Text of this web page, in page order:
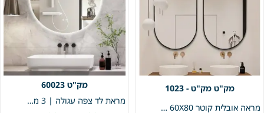
מק"ט - 1023
מראה אובלית קוטר 60X80 | פרופיל שחור | מק"ט 1055
60023
מראת לד צפה עגולה | 3 מצבי תאורה | מק"ט 60023